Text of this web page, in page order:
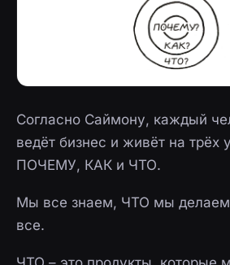
Согласно Саймону, каждый
ведёт бизнес и живёт на трёх
ПОЧЕМУ, КАК и ЧТО.
Мы все знаем, ЧТО мы
все.